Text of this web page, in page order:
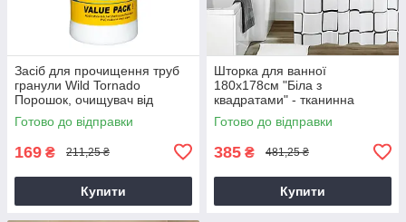
Засіб для прочищення труб
гранули Wild Tornado
Порошок, очищувач від
засорів для раковини та
унітазу
Готово до відправки
169 ₴ 211,25 ₴
Купити
Шторка для ванної
180х178см "Біла з
квадратами" - тканинна
фіранка у ванну, декоративна
штора для душу
Готово до відправки
385 ₴ 481,25 ₴
Купити